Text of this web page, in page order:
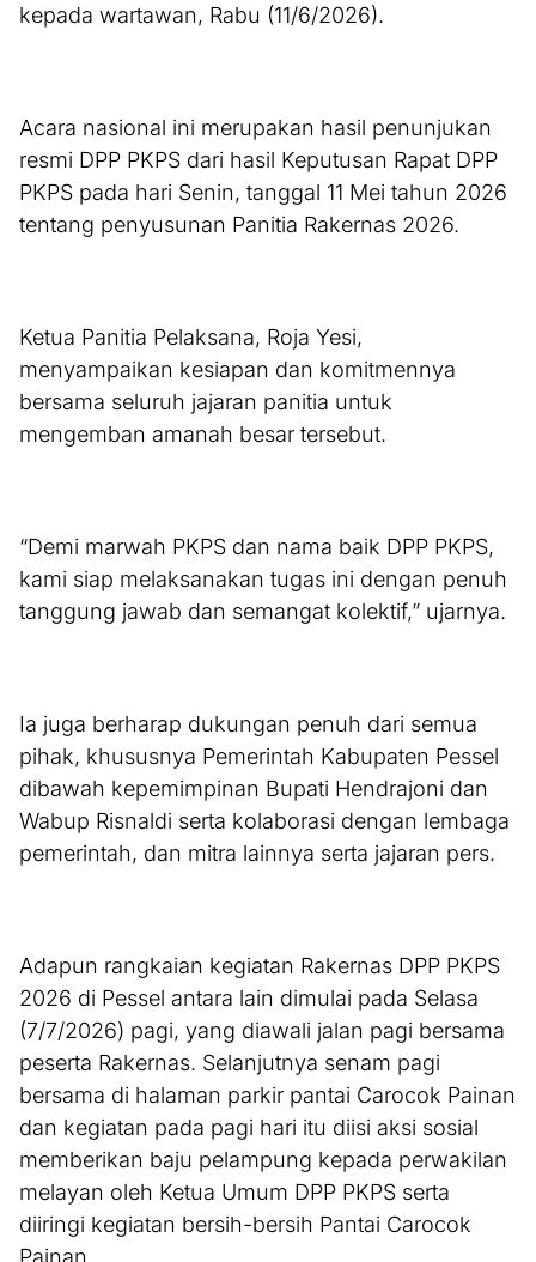
kepada wartawan, Rabu (11/6/2026).
Acara nasional ini merupakan hasil penunjukan
resmi DPP PKPS dari hasil Keputusan Rapat DPP
PKPS pada hari Senin, tanggal 11 Mei tahun 2026
tentang penyusunan Panitia Rakernas 2026.
Ketua Panitia Pelaksana, Roja Yesi,
menyampaikan kesiapan dan komitmennya
bersama seluruh jajaran panitia untuk
mengemban amanah besar tersebut.
“Demi marwah PKPS dan nama baik DPP PKPS,
kami siap melaksanakan tugas ini dengan penuh
tanggung jawab dan semangat kolektif,” ujarnya.
Ia juga berharap dukungan penuh dari semua
pihak, khususnya Pemerintah Kabupaten Pessel
dibawah kepemimpinan Bupati Hendrajoni dan
Wabup Risnaldi serta kolaborasi dengan lembaga
pemerintah, dan mitra lainnya serta jajaran pers.
Adapun rangkaian kegiatan Rakernas DPP PKPS
2026 di Pessel antara lain dimulai pada Selasa
(7/7/2026) pagi, yang diawali jalan pagi bersama
peserta Rakernas. Selanjutnya senam pagi
bersama di halaman parkir pantai Carocok Painan
dan kegiatan pada pagi hari itu diisi aksi sosial
memberikan baju pelampung kepada perwakilan
melayan oleh Ketua Umum DPP PKPS serta
diiringi kegiatan bersih-bersih Pantai Carocok
Painan.